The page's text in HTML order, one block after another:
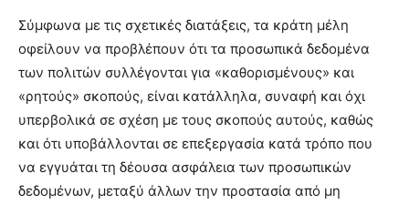
Σύμφωνα με τις σχετικές διατάξεις, τα κράτη μέλη
οφείλουν να προβλέπουν ότι τα προσωπικά δεδομένα
των πολιτών συλλέγονται για «καθορισμένους» και
«ρητούς» σκοπούς, είναι κατάλληλα, συναφή και όχι
υπερβολικά σε σχέση με τους σκοπούς αυτούς, καθώς
και ότι υποβάλλονται σε επεξεργασία κατά τρόπο που
να εγγυάται τη δέουσα ασφάλεια των προσωπικών
δεδομένων, μεταξύ άλλων την προστασία από μη